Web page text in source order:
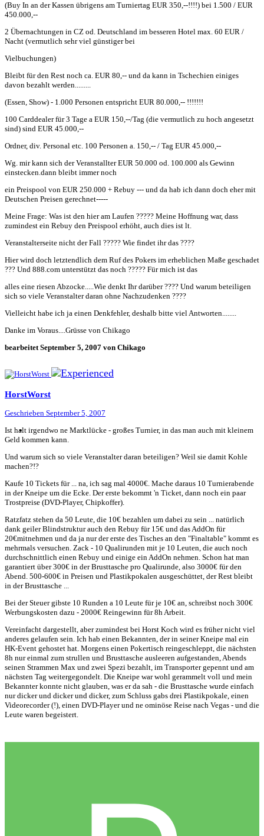
(Buy In an der Kassen übrigens am Turniertag EUR 350,--!!!!) bei 1.500 / EUR
450.000,--
2 Übernachtungen in CZ od. Deutschland im besseren Hotel max. 60 EUR /
Nacht (vermutlich sehr viel günstiger bei
Vielbuchungen)
Bleibt für den Rest noch ca. EUR 80,-- und da kann in Tschechien einiges
davon bezahlt werden.........
(Essen, Show) - 1.000 Personen entspricht EUR 80.000,-- !!!!!!!
100 Carddealer für 3 Tage a EUR 150,--/Tag (die vermutlich zu hoch angesetzt
sind) sind EUR 45.000,--
Ordner, div. Personal etc. 100 Personen a. 150,-- / Tag EUR 45.000,--
Wg. mir kann sich der Veranstallter EUR 50.000 od. 100.000 als Gewinn
einstecken.dann bleibt immer noch
ein Preispool von EUR 250.000 + Rebuy --- und da hab ich dann doch eher mit
Deutschen Preisen gerechnet-----
Meine Frage: Was ist den hier am Laufen ????? Meine Hoffnung war, dass
zumindest ein Rebuy den Preispool erhöht, auch dies ist lt.
Veranstalterseite nicht der Fall ????? Wie findet ihr das ????
Hier wird doch letztendlich dem Ruf des Pokers im erheblichen Maße geschadet
??? Und 888.com unterstützt das noch ????? Für mich ist das
alles eine riesen Abzocke.....Wie denkt Ihr darüber ???? Und warum beteiligen
sich so viele Veranstalter daran ohne Nachzudenken ????
Vielleicht habe ich ja einen Denkfehler, deshalb bitte viel Antworten........
Danke im Voraus....Grüsse von Chikago
bearbeitetSeptember 5, 2007 von Chikago
HorstWorst
Geschrieben September 5, 2007
Ist halt irgendwo ne Marktlücke - großes Turnier, in das man auch mit kleinem
Geld kommen kann.
Und warum sich so viele Veranstalter daran beteiligen? Weil sie damit Kohle
machen?!?
Kaufe 10 Tickets für ... na, ich sag mal 4000€. Mache daraus 10 Turnierabende
in der Kneipe um die Ecke. Der erste bekommt 'n Ticket, dann noch ein paar
Trostpreise (DVD-Player, Chipkoffer).
Ratzfatz stehen da 50 Leute, die 10€ bezahlen um dabei zu sein ... natürlich
dank geiler Blindstruktur auch den Rebuy für 15€ und das AddOn für
20€mitnehmen und da ja nur der erste des Tisches an den "Finaltable" kommt es
mehrmals versuchen. Zack - 10 Qualirunden mit je 10 Leuten, die auch noch
durchschnittlich einen Rebuy und einige ein AddOn nehmen. Schon hat man
garantiert über 300€ in der Brusttasche pro Qualirunde, also 3000€ für den
Abend. 500-600€ in Preisen und Plastikpokalen ausgeschüttet, der Rest bleibt
in der Brusttasche ...
Bei der Steuer gibste 10 Runden a 10 Leute für je 10€ an, schreibst noch 300€
Werbungskosten dazu - 2000€ Reingewinn für 8h Arbeit.
Vereinfacht dargestellt, aber zumindest bei Horst Koch wird es früher nicht viel
anderes gelaufen sein. Ich hab einen Bekannten, der in seiner Kneipe mal ein
HK-Event gehostet hat. Morgens einen Pokertisch reingeschleppt, die nächsten
8h nur einmal zum strullen und Brusttasche ausleeren aufgestanden, Abends
seinen Strammen Max und zwei Spezi bezahlt, im Transporter gepennt und am
nächsten Tag weitergegondelt. Die Kneipe war wohl gerammelt voll und mein
Bekannter konnte nicht glauben, was er da sah - die Brusttasche wurde einfach
nur dicker und dicker und dicker, zum Schluss gabs drei Plastikpokale, einen
Videorecorder (!), einen DVD-Player und ne ominöse Reise nach Vegas - und die
Leute waren begeistert.